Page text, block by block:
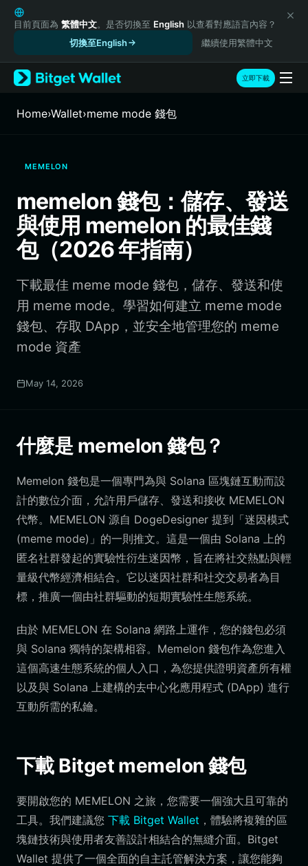
English
日本語
Русский
Español (Latinoamérica)
Türkçe
Italiano
繁體中文
Português (Portugal)
Bahasa Indonesia
ภาษาไทย
हिन्दी
Português (Brasil)
Español (Argentina)
目前頁面為 繁體中文。是否切換至 English 以查看對應語言內容？
切換至English
繼續使用繁體中文
立即下載
Home›Wallet›meme mode 錢包
MEMELON
memelon 錢包：儲存、發送
與使用 memelon 的最佳錢
包（2026 年指南）
下載最佳 meme mode 錢包，儲存、發送和使
用 meme mode。學習如何建立 meme mode
錢包、存取 DApp，並安全地管理您的 meme
mode 資產
May 14, 2026
什麼是 memelon 錢包？
Memelon 錢包是一個專門為與 Solana 區塊鏈互動而設
計的數位介面，允許用戶儲存、發送和接收 MEMELON
代幣。MEMELON 源自 DogeDesigner 提到「迷因模式
(meme mode)」的一則推文。這是一個由 Solana 上的
匿名社群發起的實驗性衍生迷因幣，旨在將社交熱點與輕
量級代幣經濟相結合。它以迷因社群和社交交易者為目
標，推廣一個由社群驅動的短期實驗性生態系統。
由於 MEMELON 在 Solana 網路上運作，您的錢包必須
與 Solana 獨特的架構相容。Memelon 錢包作為您進入
這個高速生態系統的個人入口，為您提供證明資產所有權
以及與 Solana 上建構的去中心化應用程式 (DApp) 進行
互動所需的私鑰。
下載 Bitget memelon 錢包
要開啟您的 MEMELON 之旅，您需要一個強大且可靠的
工具。我們建議您 下載 Bitget Wallet ，體驗將複雜的區
塊鏈技術與使用者友善設計相結合的無縫介面。Bitget
Wallet 提供了一個全面的自主託管解決方案，讓您能夠